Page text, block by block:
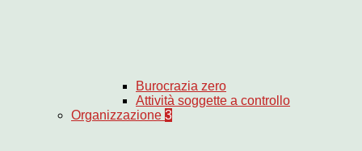
Burocrazia zero
Attività soggette a controllo
Organizzazione 3